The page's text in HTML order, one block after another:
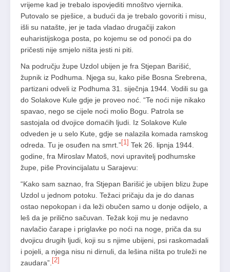
vrijeme kad je trebalo ispovjediti mnoštvo vjernika.
Putovalo se pješice, a budući da je trebalo govoriti i misu,
išli su natašte, jer je tada vladao drugačiji zakon
euharistijskoga posta, po kojemu se od ponoći pa do
pričesti nije smjelo ništa jesti ni piti.
Na području župe Uzdol ubijen je fra Stjepan Barišić,
župnik iz Podhuma. Njega su, kako piše Bosna Srebrena,
partizani odveli iz Podhuma 31. siječnja 1944. Vodili su ga
do Solakove Kule gdje je proveo noć. “Te noći nije nikako
spavao, nego se cijele noći molio Bogu. Patrola se
sastojala od dvojice domaćih ljudi. Iz Solakove Kule
odveden je u selo Kute, gdje se nalazila komada ramskog
odreda. Tu je osuđen na smrt.”[1] Tek 26. lipnja 1944.
godine, fra Miroslav Matoš, novi upravitelj podhumske
župe, piše Provincijalatu u Sarajevu:
“Kako sam saznao, fra Stjepan Barišić je ubijen blizu župe
Uzdol u jednom potoku. Težaci pričaju da je do danas
ostao nepokopan i da leži obučen samo u donje odijelo, a
leš da je prilično sačuvan. Težak koji mu je nedavno
navlačio čarape i priglavke po noći na noge, priča da su
dvojicu drugih ljudi, koji su s njime ubijeni, psi raskomadali
i pojeli, a njega nisu ni dirnuli, da lešina ništa po truleži ne
zaudara”. [2]